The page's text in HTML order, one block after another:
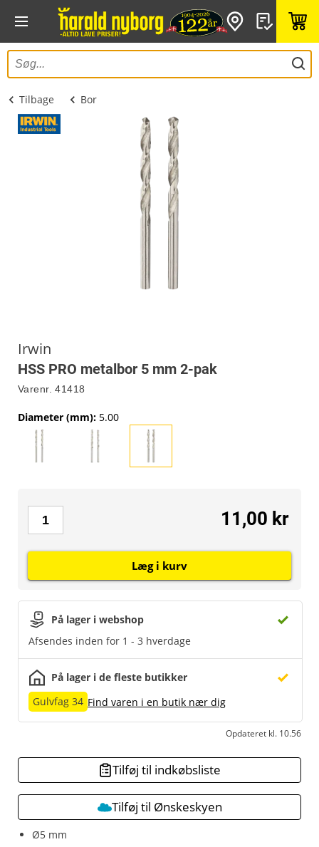
Tilbage Bor
Irwin
HSS PRO metalbor 5 mm 2-pak
Varenr. 41418
Ø5 mm
Diameter (mm): 5.00
På lager i webshop
Afsendes inden for 1 - 3 hverdage
På lager i de fleste butikker
Gulvfag 34 Find varen i en butik nær dig
Opdateret kl. 10.56
11,00 kr
Læg i kurv
Tilføj til indkøbsliste
Tilføj til Ønskeskyen